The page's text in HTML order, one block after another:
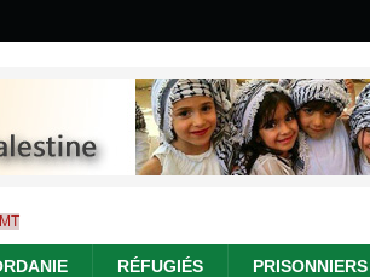
RÉFUGIÉS PRISONNIERS